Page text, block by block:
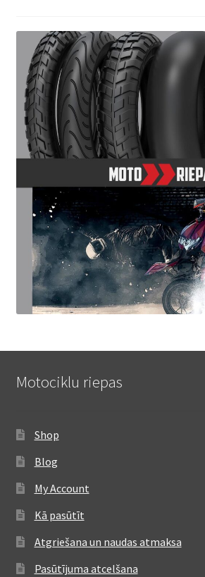
Motociklu riepas
Shop
Blog
My Account
Kā pasūtīt
Atgriešana un naudas atmaksa
Pasūtījuma atcelšana